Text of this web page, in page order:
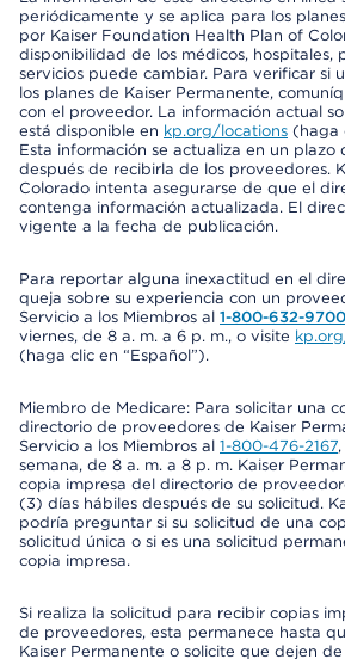
periódicamente y se aplica para los
por Kaiser Foundation Health Plan of
disponibilidad de los médicos, hospitales,
servicios puede cambiar. Para verificar si
los planes de Kaiser Permanente,
con el proveedor. La información actual
está disponible en kp.org/locations (haga
Esta información se actualiza en un plazo
después de recibirla de los proveedores.
Colorado intenta asegurarse de que el
contenga información actualizada. El
vigente a la fecha de publicación.
Para reportar alguna inexactitud en el
queja sobre su experiencia con un
Servicio a los Miembros al 1-800-632-9700
viernes, de 8 a. m. a 6 p. m., o visite
(haga clic en “Español”).
Miembro de Medicare: Para solicitar una
directorio de proveedores de Kaiser
Servicio a los Miembros al 1-800-476-2167
semana, de 8 a. m. a 8 p. m. Kaiser
copia impresa del directorio de
(3) días hábiles después de su solicitud.
podría preguntar si su solicitud de una
solicitud única o si es una solicitud
copia impresa.
Si realiza la solicitud para recibir copias
de proveedores, esta permanece hasta
Kaiser Permanente o solicite que dejen